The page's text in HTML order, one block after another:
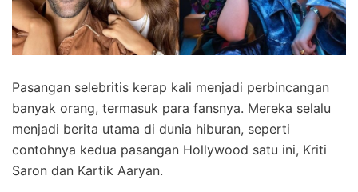
Pasangan selebritis kerap kali menjadi perbincangan
banyak orang, termasuk para fansnya. Mereka selalu
menjadi berita utama di dunia hiburan, seperti
contohnya kedua pasangan Hollywood satu ini, Kriti
Saron dan Kartik Aaryan.